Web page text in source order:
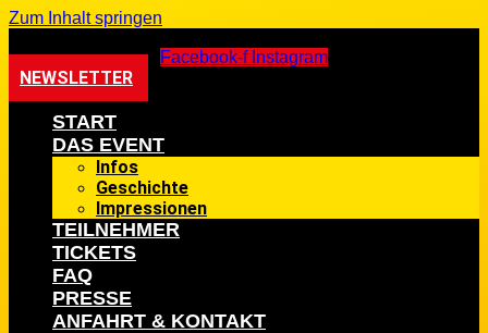
Zum Inhalt springen
Facebook-f Instagram
NEWSLETTER
START
DAS EVENT
Infos
Geschichte
Impressionen
TEILNEHMER
TICKETS
FAQ
PRESSE
ANFAHRT & KONTAKT